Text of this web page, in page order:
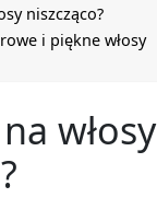
niszcząco?
i piękne włosy
włosy